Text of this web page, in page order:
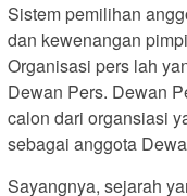
Sistem pemilihan
dan kewenangan
Organisasi pers lah
Dewan Pers. Dewan
calon dari organsiasi
sebagai anggota
Sayangnya, sejarah